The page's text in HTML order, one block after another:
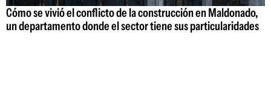
Cómo se vivió el conflicto de la construcción en Maldonado,
un departamento donde el sector tiene sus particularidades